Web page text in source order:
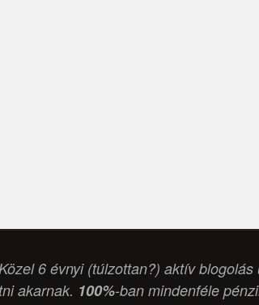
6 évnyi (túlzottan?) aktív
akarnak. 100%-ban mindenféle